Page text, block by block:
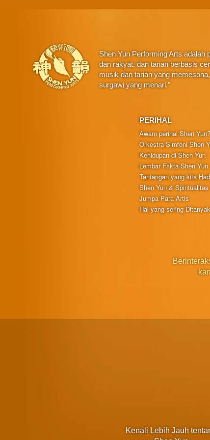
Shen Yun Performing Arts
dan rakyat, dan tarian berbasis
musik dan tarian yang
surgawi yang menari."
PERIHAL
Awam perihal Shen Yun?
Orkestra Simfoni Shen
Kehidupan di Shen Yun
Lembar Fakta Shen Yun
Tantangan yang kita
Shen Yun & Spiritualitas
Jumpa Para Artis
Hal yang sering
Kenali Lebih Jauh